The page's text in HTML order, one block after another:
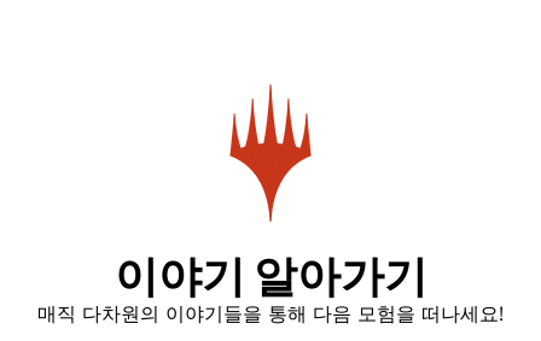
이야기 알아가기
매직 다차원의 이야기들을 통해 다음 모험을 떠나세요!